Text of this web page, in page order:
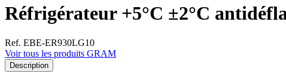
Réfrigérateur +5°C ±2°C
Ref. EBE-ER930LG10
Voir tous les produits GRAM
Description